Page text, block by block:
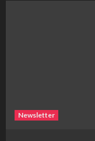
Newsletter